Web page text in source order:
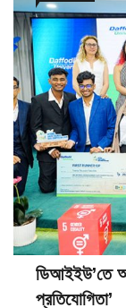
ডিআইইউ’তে
প্রতিযোগিতা’